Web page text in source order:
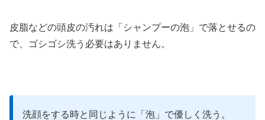
皮脂などの頭皮の汚れは「シャンプーの泡」で落とせるの
で、ゴシゴシ洗う必要はありません。
洗顔をする時と同じように「泡」で優しく洗う。